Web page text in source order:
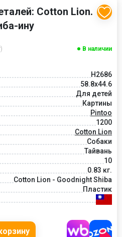
Cotton Lion.
ину
В наличии
H2686
58.8x44.6
Для детей
Картины
Pintoo
1200
Cotton Lion
Собаки
Тайвань
10
0.83 кг.
Cotton Lion - Goodnight Shiba
Пластик